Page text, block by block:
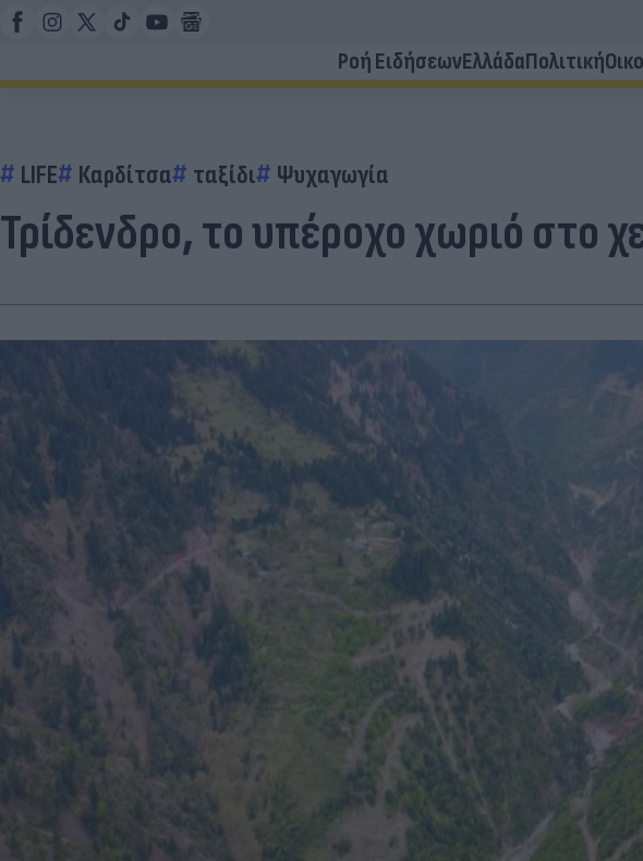
Ροή ΕιδήσεωνΕλλάδαΠολιτική
LIFE Καρδίτσα ταξίδι Ψυχαγωγία
Τρίδενδρο, το υπέροχο χωριό στο